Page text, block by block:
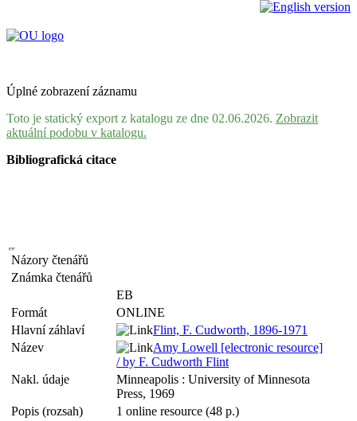
Úplné zobrazení záznamu
Toto je statický export z katalogu ze dne 02.06.2026. Zobrazit
aktuální podobu v katalogu.
Bibliografická citace
Názory čtenářů
Známka čtenářů
EB
Formát
ONLINE
Hlavní záhlaví
Flint, F. Cudworth, 1896-1971
Název
Amy Lowell [electronic resource]
/ by F. Cudworth Flint
Nakl. údaje
Minneapolis : University of Minnesota
Press, 1969
Popis (rozsah)
1 online resource (48 p.)